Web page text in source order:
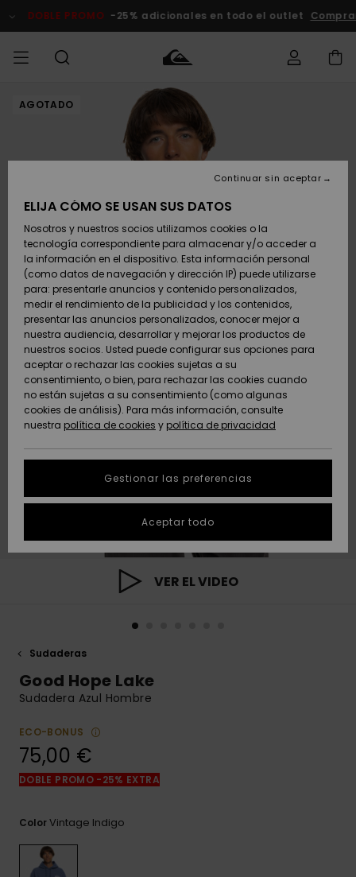
del
DOBLE PROMO -25% adicionales en todo el outlet
HOMBRE Ropa
Zapatos y
chanclas
Surf
Snow
Novedades
Destacados
Ropa
Zapatos y
chanclas
Surf
Snow
Novedades
Destacados
Shop
Destacados
Snow
SURF
Surf Shop
Hombre
Highlights
Comunidad
SNOW
Tienda
Snow
Hombre
Snow Niños
Tienda
Snow Mujer
Destacados
Comunidad
DOBLE
PROMO
Outlet
Hombre
Outlet
Mujer
AYUDA &
CONTACTO
Accede a tu
Envio
Devoluciones
Pago
Tarjeta de
regalo
Quiksilver
Freedom
Protección de
datos
personales
Inicia una
conversación
la respuesta
más rápida a
tu pregunta.
Iniciar una
conversación
respuestas a
las preguntas
más
contacto.
SOSTENIBILIDAD
AGOTADO
VER EL VIDEO
Sudaderas
Good Hope Lake
Sudadera Azul Hombre
ECO-BONUS
75,00 €
DOBLE PROMO -25% EXTRA
ColorVintage Indigo
ELIJA CÓMO SE USAN SUS DATOS
Nosotros y nuestros socios utilizamos cookies o la
tecnología correspondiente para almacenar y/o acceder a
la información en el dispositivo. Esta información personal
(como datos de navegación y dirección IP) puede utilizarse
para: presentarle anuncios y contenido personalizados,
medir el rendimiento de la publicidad y los contenidos,
presentar las anuncios personalizados, conocer mejor a
nuestra audiencia, desarrollar y mejorar los productos de
nuestros socios. Usted puede configurar sus opciones para
aceptar o rechazar las cookies sujetas a su
consentimiento, o bien, para rechazar las cookies cuando
no están sujetas a su consentimiento (como algunas
cookies de análisis). Para más información, consulte
nuestra política de cookies y política de privacidad
Gestionar las preferencias
Continuar sin aceptar
Aceptar todo